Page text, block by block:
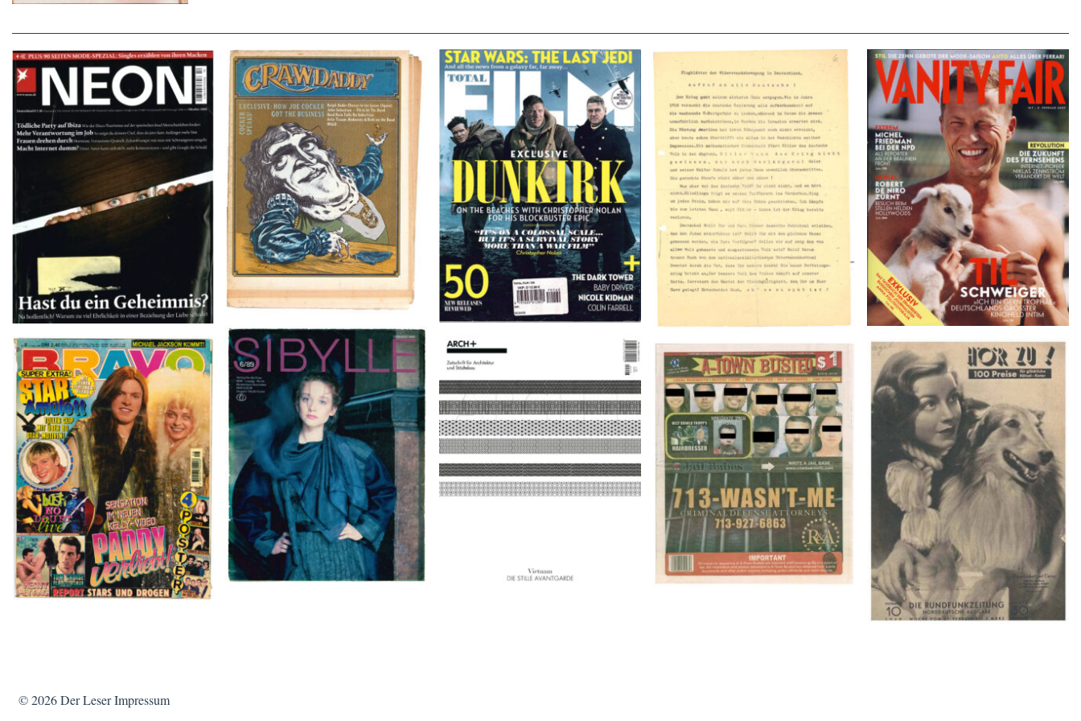
NEON – OKTOBER 2008 Crawdaddy – June/11/72
TOTAL FILM #260 – SUMMER
2017
Flugblätter der Weissen Rose – V,
Januar 1943
VANITY FAIR – Nr. 7 – 8.
Februar 2007
SIBYLLE 6/89 ARCH+ Nr. 226, Herbst 2016
BRAVO – Nr. 8, 13. Febr. 1997
HÖR ZU! – 1949, NUMMER 10,
Woche vom 27. Februar bis 05.
März
A-TOWN BUSTED – 8/15/16–
9/1/16
© 2026Der Leser Impressum